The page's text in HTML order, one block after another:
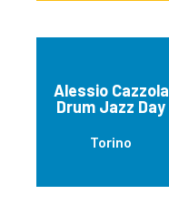
Alessio Cazzola
Drum Jazz Day
Torino